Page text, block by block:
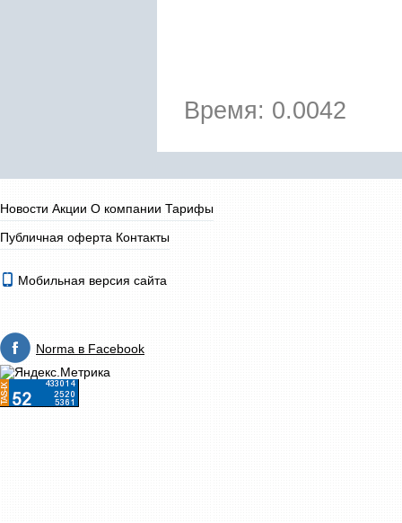
Время: 0.0042
Новости Акции О компании Тарифы
Публичная оферта Контакты
Мобильная версия сайта
Norma в Facebook